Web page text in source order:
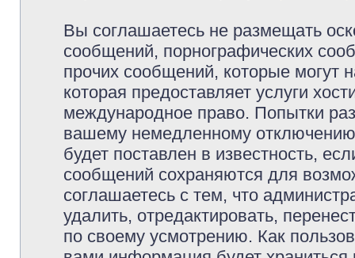
Вы соглашаетесь не размещать
сообщений, порнографических
прочих сообщений, которые могут
которая предоставляет услуги
международное право. Попытки
вашему немедленному
будет поставлен в известность,
сообщений сохраняются для
соглашаетесь с тем, что
удалить, отредактировать,
по своему усмотрению. Как